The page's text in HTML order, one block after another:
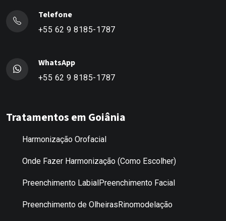
Telefone
+55 62 9 8185-1787
WhatsApp
+55 62 9 8185-1787
Tratamentos em Goiânia
Harmonização Orofacial
Onde Fazer Harmonização (Como Escolher)
Preenchimento LabialPreenchimento Facial
Preenchimento de OlheirasRinomodelação